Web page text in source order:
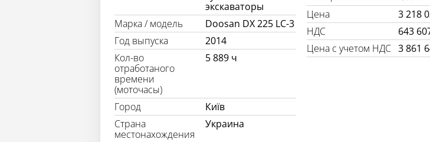
экскаваторы
Марка / модель
Doosan DX 225 LC-3
Год выпуска
2014
Кол-во
отработаного
времени
(моточасы)
5 889 ч
Город
Київ
Страна
местонахождения
Украина
Цена
3 218
НДС
643
Цена с учетом НДС 3 861